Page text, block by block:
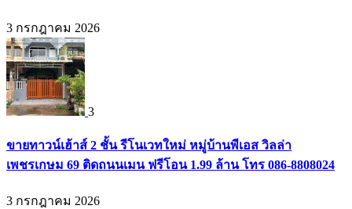
3 กรกฎาคม 2026
3
ขายทาวน์เฮ้าส์ 2 ชั้น รีโนเวทใหม่ หมู่บ้านพีเอส วิลล่า
เพชรเกษม 69 ติดถนนเมน ฟรีโอน 1.99 ล้าน โทร 086-8808024
3 กรกฎาคม 2026